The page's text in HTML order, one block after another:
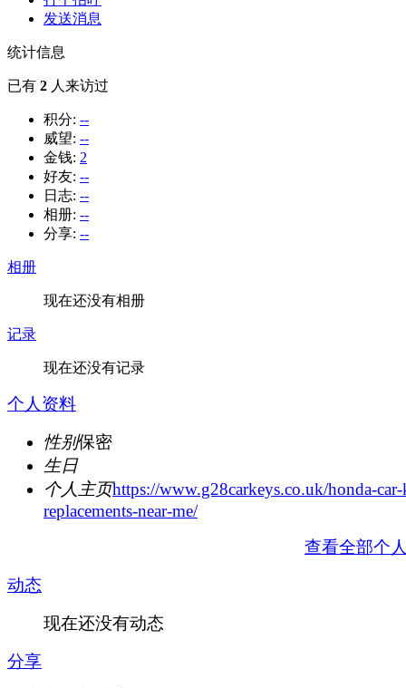
发送消息
统计信息
已有 2 人来访过
积分: --
威望: --
金钱: 2
好友: --
日志: --
相册: --
分享: --
相册
现在还没有相册
记录
现在还没有记录
个人资料
性别保密
生日
个人主页https://www.g28carkeys.co.uk/honda-
replacements-near-me/
查看全部个
动态
现在还没有动态
分享